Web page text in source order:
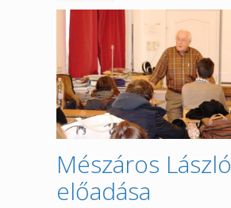
Mészáros László
előadása